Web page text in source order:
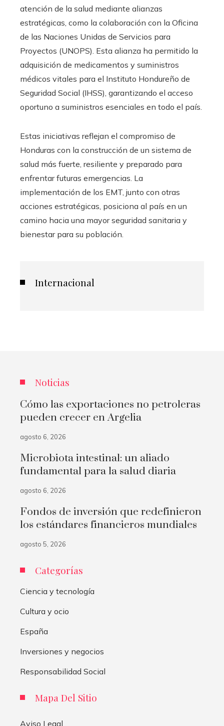
atención de la salud mediante alianzas
estratégicas, como la colaboración con la Oficina
de las Naciones Unidas de Servicios para
Proyectos (UNOPS). Esta alianza ha permitido la
adquisición de medicamentos y suministros
médicos vitales para el Instituto Hondureño de
Seguridad Social (IHSS), garantizando el acceso
oportuno a suministros esenciales en todo el país.
Estas iniciativas reflejan el compromiso de
Honduras con la construcción de un sistema de
salud más fuerte, resiliente y preparado para
enfrentar futuras emergencias. La
implementación de los EMT, junto con otras
acciones estratégicas, posiciona al país en un
camino hacia una mayor seguridad sanitaria y
bienestar para su población.
Internacional
Noticias
Cómo las exportaciones no petroleras
pueden crecer en Argelia
agosto 6, 2026
Microbiota intestinal: un aliado
fundamental para la salud diaria
agosto 6, 2026
Fondos de inversión que redefinieron
los estándares financieros mundiales
agosto 5, 2026
Categorías
Ciencia y tecnología
Cultura y ocio
España
Inversiones y negocios
Responsabilidad Social
Mapa Del Sitio
Aviso Legal